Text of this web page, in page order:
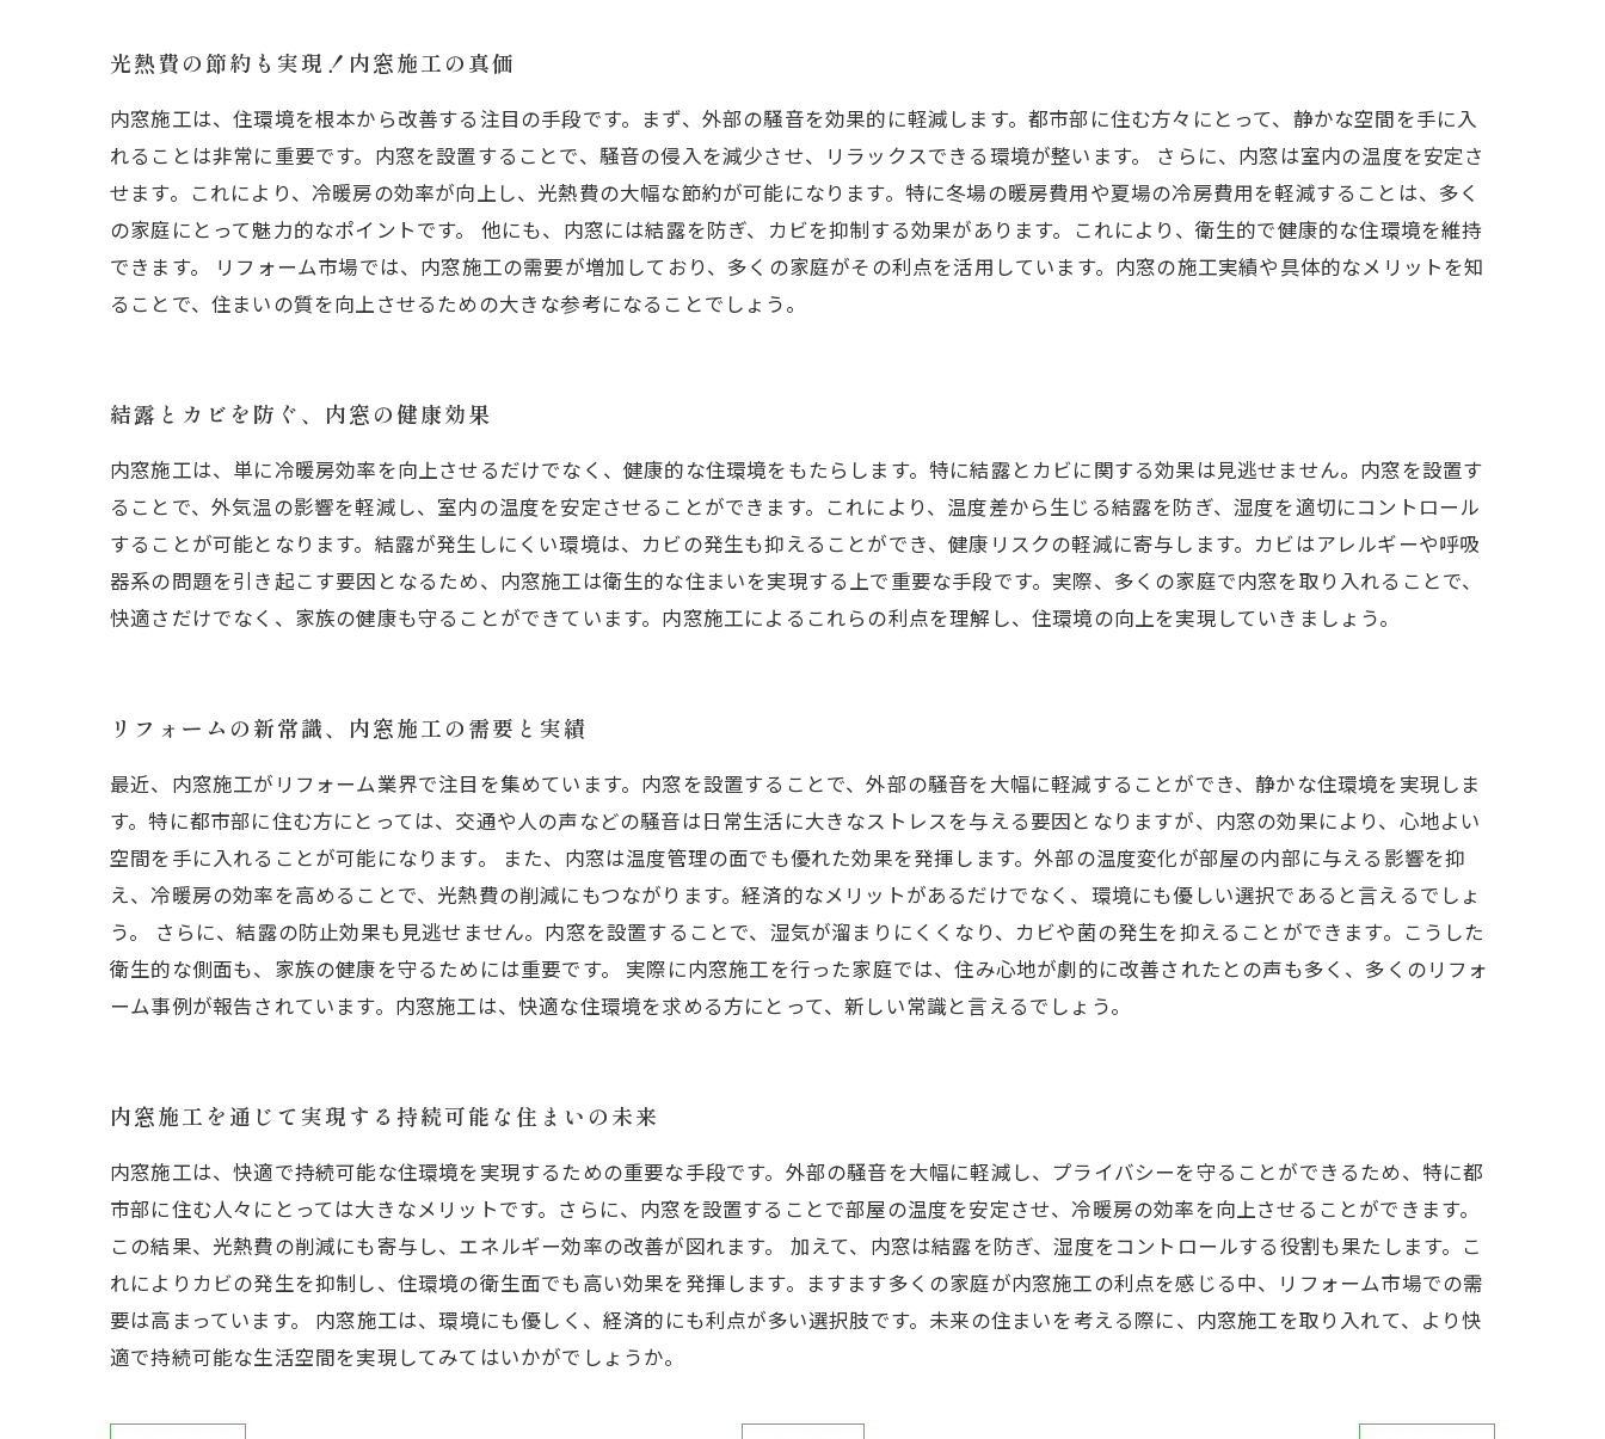
光熱費の節約も実現！内窓施工の真価
内窓施工は、住環境を根本から改善する注目の手段です。まず、外部の騒音を効果的に軽減します。都市部に住む方々にとって、静かな空間を手に入
れることは非常に重要です。内窓を設置することで、騒音の侵入を減少させ、リラックスできる環境が整います。 さらに、内窓は室内の温度を安定さ
せます。これにより、冷暖房の効率が向上し、光熱費の大幅な節約が可能になります。特に冬場の暖房費用や夏場の冷房費用を軽減することは、多く
の家庭にとって魅力的なポイントです。 他にも、内窓には結露を防ぎ、カビを抑制する効果があります。これにより、衛生的で健康的な住環境を維持
できます。 リフォーム市場では、内窓施工の需要が増加しており、多くの家庭がその利点を活用しています。内窓の施工実績や具体的なメリットを知
ることで、住まいの質を向上させるための大きな参考になることでしょう。
結露とカビを防ぐ、内窓の健康効果
内窓施工は、単に冷暖房効率を向上させるだけでなく、健康的な住環境をもたらします。特に結露とカビに関する効果は見逃せません。内窓を設置す
ることで、外気温の影響を軽減し、室内の温度を安定させることができます。これにより、温度差から生じる結露を防ぎ、湿度を適切にコントロール
することが可能となります。結露が発生しにくい環境は、カビの発生も抑えることができ、健康リスクの軽減に寄与します。カビはアレルギーや呼吸
器系の問題を引き起こす要因となるため、内窓施工は衛生的な住まいを実現する上で重要な手段です。実際、多くの家庭で内窓を取り入れることで、
快適さだけでなく、家族の健康も守ることができています。内窓施工によるこれらの利点を理解し、住環境の向上を実現していきましょう。
リフォームの新常識、内窓施工の需要と実績
最近、内窓施工がリフォーム業界で注目を集めています。内窓を設置することで、外部の騒音を大幅に軽減することができ、静かな住環境を実現しま
す。特に都市部に住む方にとっては、交通や人の声などの騒音は日常生活に大きなストレスを与える要因となりますが、内窓の効果により、心地よい
空間を手に入れることが可能になります。 また、内窓は温度管理の面でも優れた効果を発揮します。外部の温度変化が部屋の内部に与える影響を抑
え、冷暖房の効率を高めることで、光熱費の削減にもつながります。経済的なメリットがあるだけでなく、環境にも優しい選択であると言えるでしょ
う。 さらに、結露の防止効果も見逃せません。内窓を設置することで、湿気が溜まりにくくなり、カビや菌の発生を抑えることができます。こうした
衛生的な側面も、家族の健康を守るためには重要です。 実際に内窓施工を行った家庭では、住み心地が劇的に改善されたとの声も多く、多くのリフォ
ーム事例が報告されています。内窓施工は、快適な住環境を求める方にとって、新しい常識と言えるでしょう。
内窓施工を通じて実現する持続可能な住まいの未来
内窓施工は、快適で持続可能な住環境を実現するための重要な手段です。外部の騒音を大幅に軽減し、プライバシーを守ることができるため、特に都
市部に住む人々にとっては大きなメリットです。さらに、内窓を設置することで部屋の温度を安定させ、冷暖房の効率を向上させることができます。
この結果、光熱費の削減にも寄与し、エネルギー効率の改善が図れます。 加えて、内窓は結露を防ぎ、湿度をコントロールする役割も果たします。こ
れによりカビの発生を抑制し、住環境の衛生面でも高い効果を発揮します。ますます多くの家庭が内窓施工の利点を感じる中、リフォーム市場での需
要は高まっています。 内窓施工は、環境にも優しく、経済的にも利点が多い選択肢です。未来の住まいを考える際に、内窓施工を取り入れて、より快
適で持続可能な生活空間を実現してみてはいかがでしょうか。